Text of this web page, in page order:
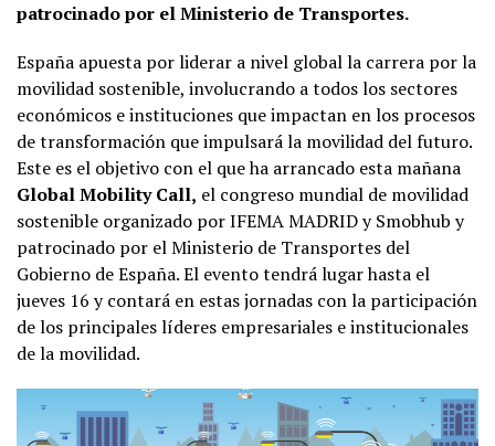
patrocinado por el Ministerio de Transportes.
España apuesta por liderar a nivel global la carrera por la
movilidad sostenible, involucrando a todos los sectores
económicos e instituciones que impactan en los procesos
de transformación que impulsará la movilidad del futuro.
Este es el objetivo con el que ha arrancado esta mañana
Global Mobility Call, el congreso mundial de movilidad
sostenible organizado por IFEMA MADRID y Smobhub y
patrocinado por el Ministerio de Transportes del
Gobierno de España. El evento tendrá lugar hasta el
jueves 16 y contará en estas jornadas con la participación
de los principales líderes empresariales e institucionales
de la movilidad.